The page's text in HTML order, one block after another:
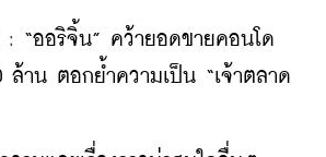
: “ออริจิ้น” คว้ายอดขายคอนโด
ล้าน ตอกย้ำความเป็น “เจ้าตลาด